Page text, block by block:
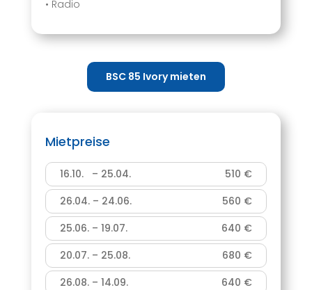
• Radio
BSC 85 Ivory mieten
Mietpreise
16.10. – 25.04.
510 €
26.04. – 24.06.
560 €
25.06. – 19.07.
640 €
20.07. – 25.08.
680 €
26.08. – 14.09.
640 €